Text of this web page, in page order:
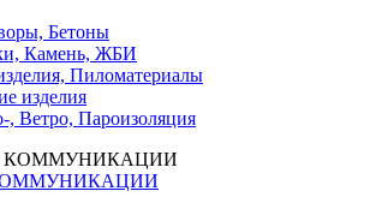
Бетоны
Камень, ЖБИ
Пиломатериалы
изделия
, Ветро, Пароизоляция